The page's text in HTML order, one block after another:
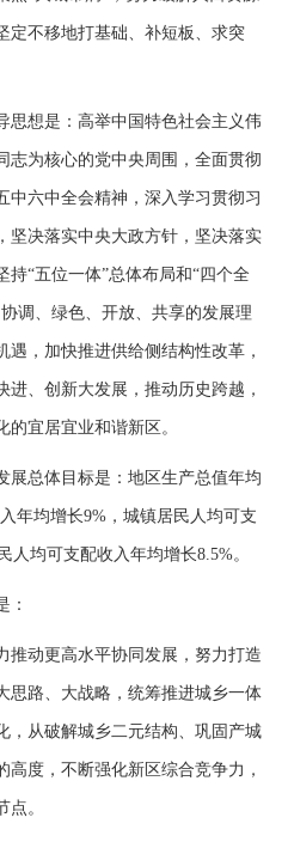
定不移地打基础、补短板、求突
想是：高举中国特色社会主义伟
志为核心的党中央周围，全面贯彻
中六中全会精神，深入学习贯彻习
坚决落实中央大政方针，坚决落实
“五位一体”总体布局和“四个全
调、绿色、开放、共享的发展理
，加快推进供给侧结构性改革，
、创新大发展，推动历史跨越，
宜居宜业和谐新区。
总体目标是：地区生产总值年均
年均增长9%，城镇居民人均可支
人均可支配收入年均增长8.5%。
动更高水平协同发展，努力打造
思路、大战略，统筹推进城乡一体
，从破解城乡二元结构、巩固产城
度，不断强化新区综合竞争力，
。